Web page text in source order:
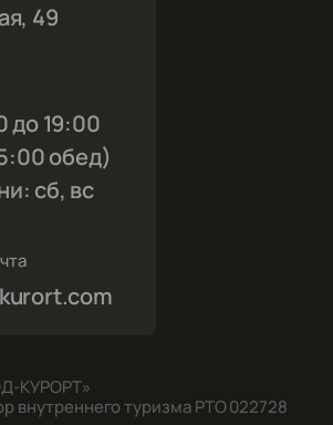
49
до 19:00
обед)
сб, вс
КУРОРТ»
внутреннего туризма РТО 022728